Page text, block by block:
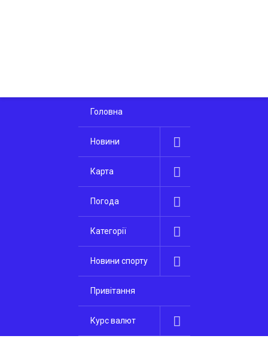
Головна
Новини
Карта
Погода
Категорії
Новини спорту
Привітання
Курс валют